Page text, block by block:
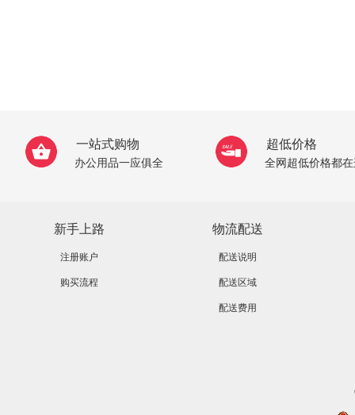
一站式购物
办公用品一应俱全
超低价格
全网超低价格都
新手上路
注册账户
购买流程
物流配送
配送说明
配送区域
配送费用